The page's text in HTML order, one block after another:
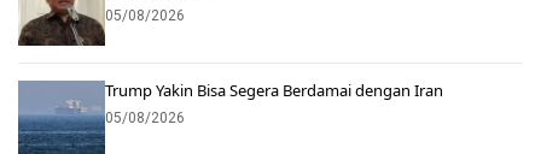
05/08/2026
Trump Yakin Bisa Segera Berdamai dengan Iran
05/08/2026